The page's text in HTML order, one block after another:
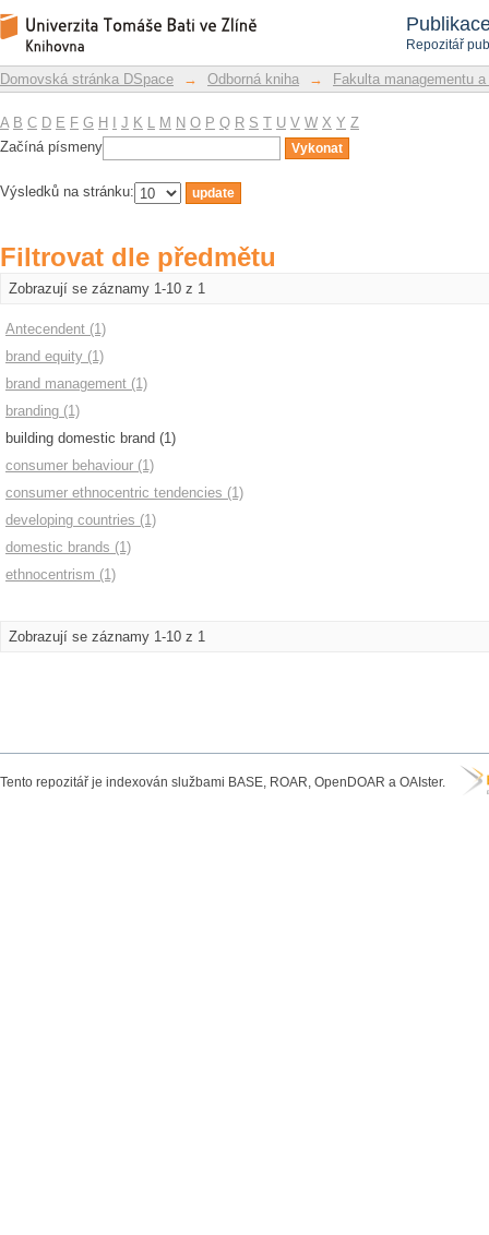
Repozitář
Filtrovat dle předmětu
Repozitář DSpace/Manakin
Domovská stránka DSpace → Odborná kniha → Fakulta managementu
A B C D E F G H J K L M N O P Q R S T U V W X Y Z
Začíná písmeny
Výsledků na stránku:
Filtrovat dle předmětu
Zobrazují se záznamy 1-10 z 1
Antecendent (1)
brand equity (1)
brand management (1)
branding (1)
building domestic brand (1)
consumer behaviour (1)
consumer ethnocentric tendencies (1)
developing countries (1)
domestic brands (1)
ethnocentrism (1)
Zobrazují se záznamy 1-10 z 1
Tento repozitář je indexován službami BASE, ROAR, OpenDOAR a OAIster.